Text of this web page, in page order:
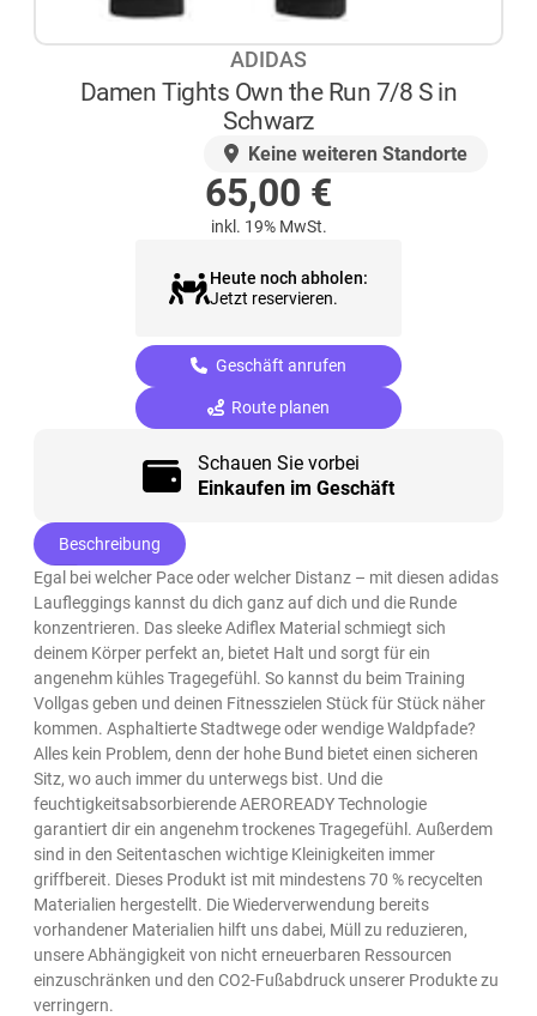
ADIDAS
Damen Tights Own the Run 7/8 S in
Schwarz
Keine weiteren Standorte
65,00 €
inkl. 19% MwSt.
Heute noch abholen:
Jetzt reservieren.
Geschäft anrufen
Route planen
Schauen Sie vorbei
Einkaufen im Geschäft
Beschreibung
Egal bei welcher Pace oder welcher Distanz – mit diesen adidas
Laufleggings kannst du dich ganz auf dich und die Runde
konzentrieren. Das sleeke Adiflex Material schmiegt sich
deinem Körper perfekt an, bietet Halt und sorgt für ein
angenehm kühles Tragegefühl. So kannst du beim Training
Vollgas geben und deinen Fitnesszielen Stück für Stück näher
kommen. Asphaltierte Stadtwege oder wendige Waldpfade?
Alles kein Problem, denn der hohe Bund bietet einen sicheren
Sitz, wo auch immer du unterwegs bist. Und die
feuchtigkeitsabsorbierende AEROREADY Technologie
garantiert dir ein angenehm trockenes Tragegefühl. Außerdem
sind in den Seitentaschen wichtige Kleinigkeiten immer
griffbereit. Dieses Produkt ist mit mindestens 70 % recycelten
Materialien hergestellt. Die Wiederverwendung bereits
vorhandener Materialien hilft uns dabei, Müll zu reduzieren,
unsere Abhängigkeit von nicht erneuerbaren Ressourcen
einzuschränken und den CO2-Fußabdruck unserer Produkte zu
verringern.